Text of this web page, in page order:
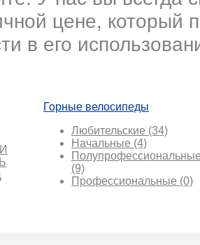
цене, который
в его
Горные велосипеды
Любительские (34)
Начальные (4)
(9)
Профессиональные (0)